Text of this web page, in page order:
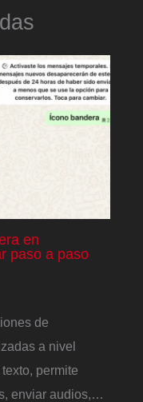
en
paso a paso
de
a nivel
permite
enviar audios,…